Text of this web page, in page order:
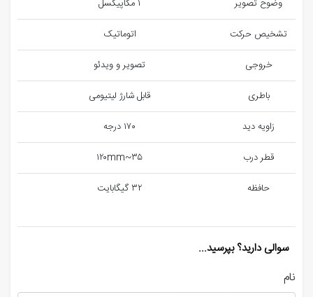
وضوح تصویر
١ مگاپیکسل
تشخیص حرکت
اتوماتیک
خروجی
تصویر و ویدئو
باطری
قابل شارژ لیتیومی
زاویه دید
١٧٠ درجه
قطر درب
٣۵~١٢٠mm
حافظه
٣٢ گیگابایت
سوالی دارید؟ بپرسید...
نام